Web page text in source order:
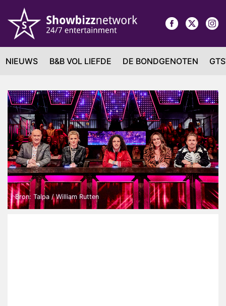
NIEUWS B&B VOL LIEFDE DE BONDGENOTEN
Bron: Talpa / William Rutten